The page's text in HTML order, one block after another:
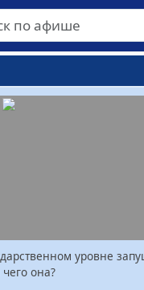
уровне
она?